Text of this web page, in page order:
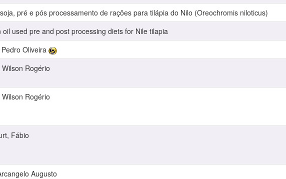
pré e pós processamento de rações para tilápia do Nilo (Oreochromis niloticus)
oil used pre and post processing diets for Nile tilapia
Oliveira
Rogério
Rogério
Fábio
Augusto